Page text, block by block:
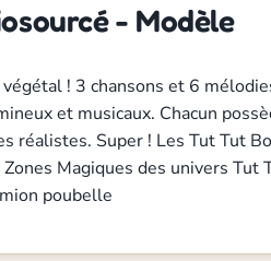
- Modèle
! 3 chansons et 6
et musicaux. Chacun
réalistes. Super ! Les Tut Tut
Magiques des univers Tut
poubelle